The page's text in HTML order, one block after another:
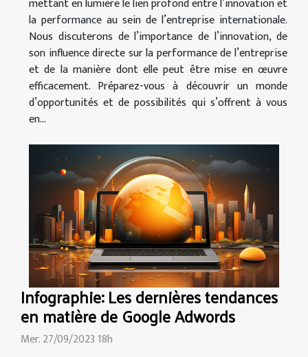
mettant en lumière le lien profond entre l’innovation et
la performance au sein de l’entreprise internationale.
Nous discuterons de l’importance de l’innovation, de
son influence directe sur la performance de l’entreprise
et de la manière dont elle peut être mise en œuvre
efficacement. Préparez-vous à découvrir un monde
d’opportunités et de possibilités qui s’offrent à vous
en...
Infographie: Les dernières tendances
en matière de Google Adwords
Mer. 27/09/2023 18h